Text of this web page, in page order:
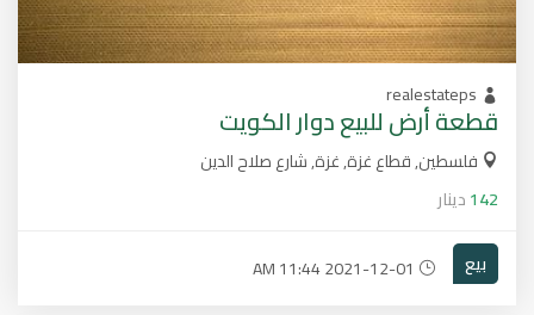
realestateps
قطعة أرض للبيع دوار الكويت
فلسطين, قطاع غزة, غزة, شارع صلاح الدين
142دينار
بيع